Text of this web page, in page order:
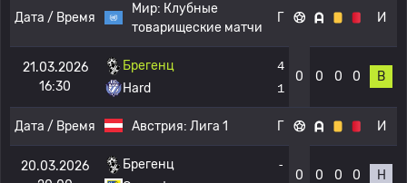
Дата / Время
Мир: Клубные
товарищеские матчи
Г И
21.03.2026
16:30
Брегенц
Hard
4
1
0 0 0 0 В
Дата / Время Австрия: Лига 1 Г И
20.03.2026
Брегенц
-
0 0 0 0 Н